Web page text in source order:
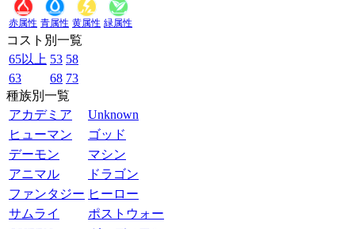
赤属性 青属性 黄属性 緑属性
コスト別一覧
65以上 53 58
63
68 73
種族別一覧
アカデミア
Unknown
ヒューマン
ゴッド
デーモン
マシン
アニマル
ドラゴン
ファンタジー ヒーロー
サムライ
ポストウォー